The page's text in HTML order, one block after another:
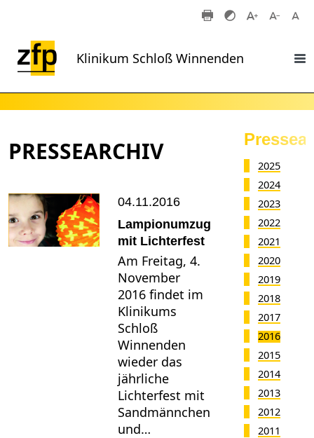
Klinikum Schloß Winnenden
PRESSEARCHIV
04.11.2016
Lampionumzug
mit Lichterfest
Am Freitag, 4.
November
2016 findet im
Klinikums
Schloß
Winnenden
wieder das
jährliche
Lichterfest mit
Sandmännchen
und…
2025
2024
2023
2022
2021
2020
2019
2018
2017
2016
2015
2014
2013
2012
2011